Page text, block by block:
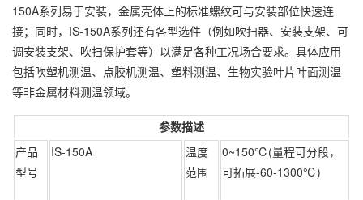
150A系列易于安装，金属壳体上的标准螺纹可与安装部位快速连
接；同时，IS-150A系列还有各型选件（例如吹扫器、安装支架、可
调安装支架、吹扫保护套等）以满足各种工况场合要求。具体应用
包括吹塑机测温、点胶机测温、塑料测温、生物实验叶片叶面测温
等非金属材料测温领域。
参数描述
产品
型号
IS-150A
温度
范围
0~150℃(量程可分段，
可拓展-60-1300℃)